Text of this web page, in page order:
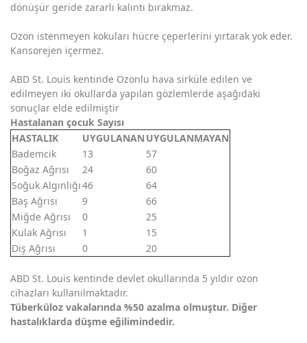
dönüşür geride zararlı kalıntı bırakmaz.
Ozon istenmeyen kokuları hücre çeperlerini yırtarak yok eder.
Kansorejen içermez.
ABD St. Louis kentinde Ozonlu hava sirküle edilen ve
edilmeyen iki okullarda yapılan gözlemlerde aşağıdaki
sonuçlar elde edilmiştir
Hastalanan çocuk Sayısı
HASTALIK
UYGULANAN UYGULANMAYAN
Bademcik
13
57
Boğaz Ağrısı
24
60
Soğuk Algınlığı46
64
Baş Ağrısı
9
66
Miğde Ağrısı
0
25
Kulak Ağrısı
1
15
Diş Ağrısı
0 20
ABD St. Louis kentinde devlet okullarında 5 yıldır ozon
cihazları kullanılmaktadır.
Tüberküloz vakalarında %50 azalma olmuştur. Diğer
hastalıklarda düşme eğilimindedir.